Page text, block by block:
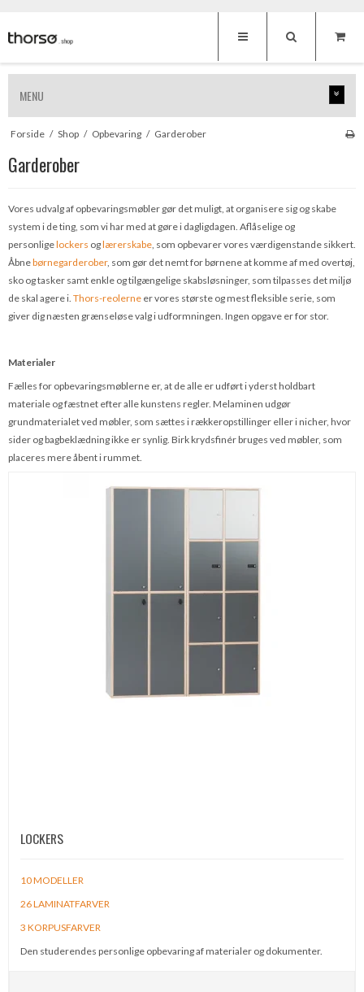
MENU
Forside / Shop / Opbevaring / Garderober
Garderober
Vores udvalg af opbevaringsmøbler gør det muligt, at organisere sig og skabe
system i de ting, som vi har med at gøre i dagligdagen. Aflåselige og
personligelockers oglærerskabe, som opbevarer vores værdigenstande sikkert.
Åbnebørnegarderober, som gør det nemt for børnene at komme af med overtøj,
sko og tasker samt enkle og tilgængelige skabsløsninger, som tilpasses det miljø
de skal agere i. Thors-reolerne er vores største og mest fleksible serie, som
giver dig næsten grænseløse valg i udformningen. Ingen opgave er for stor.
Materialer
Fælles for opbevaringsmøblerne er, at de alle er udført i yderst holdbart
materiale og fæstnet efter alle kunstens regler. Melaminen udgør
grundmaterialet ved møbler, som sættes i rækkeropstillinger eller i nicher, hvor
sider og bagbeklædning ikke er synlig. Birk krydsfinér bruges ved møbler, som
placeres mere åbent i rummet.
LOCKERS
10 MODELLER
26 LAMINATFARVER
3 KORPUSFARVER
Den studerendes personlige opbevaring af materialer og dokumenter.